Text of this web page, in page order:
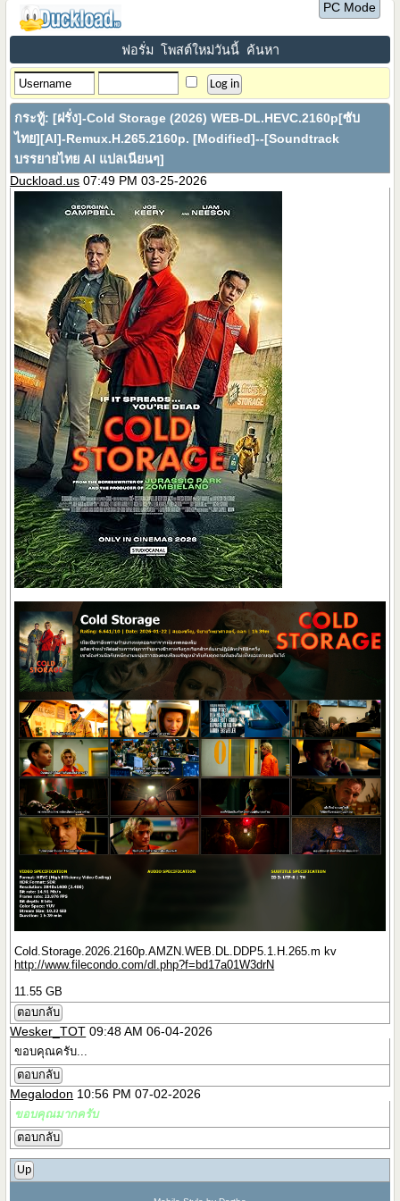
PC Mode
ฟอรั่ม โพสต์ใหม่วันนี้ ค้นหา
กระทู้:[ฝรั่ง]-Cold Storage (2026) WEB-DL.HEVC.2160p[ซับ
ไทย][AI]-Remux.H.265.2160p. [Modified]--[Soundtrack
บรรยายไทย AI แปลเนียนๆ]
Duckload.us 07:49 PM 03-25-2026
Cold.Storage.2026.2160p.AMZN.WEB.DL.DDP5.1.H.265.m kv
http://www.filecondo.com/dl.php?f=bd17a01W3drN
11.55 GB
ตอบกลับ
Wesker_TOT 09:48 AM 06-04-2026
ขอบคุณครับ...
ตอบกลับ
Megalodon 10:56 PM 07-02-2026
ขอบคุณมากครับ
ตอบกลับ
Up